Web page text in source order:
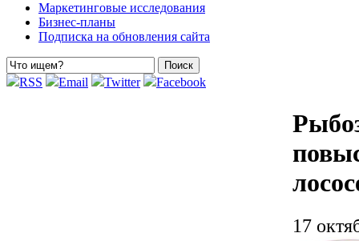
Маркетинговые исследования
Бизнес-планы
Подписка на обновления сайта
RSS Email Twitter Facebook
17